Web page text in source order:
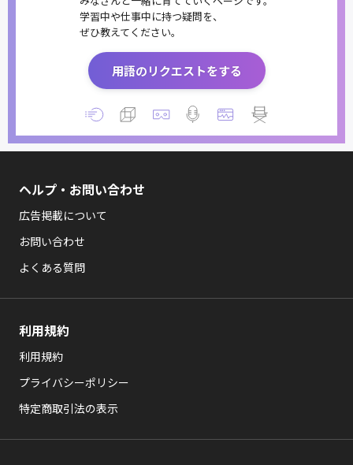
学習中や仕事中に持つ疑問を、
ぜひ教えてください。
用語のリクエストをする
ヘルプ・お問い合わせ
広告掲載について
お問い合わせ
よくある質問
利用規約
利用規約
プライバシーポリシー
特定商取引法の表示